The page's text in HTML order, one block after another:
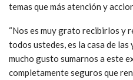
temas que más atención y
“Nos es muy grato recibirlos y
todos ustedes, es la casa de
mucho gusto sumarnos a este
completamente seguros que